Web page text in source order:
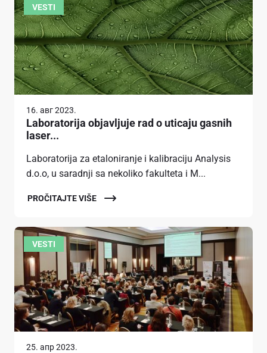
VESTI
16. авг 2023.
Laboratorija objavljuje rad o uticaju gasnih
laser...
Laboratorija za etaloniranje i kalibraciju Analysis
d.o.o, u saradnji sa nekoliko fakulteta i M...
PROČITAJTE VIŠE
VESTI
25. апр 2023.